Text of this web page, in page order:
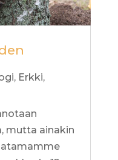
, Erkki,
mutta ainakin